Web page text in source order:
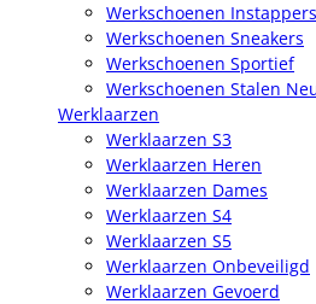
Werkschoenen Instappers
Werkschoenen Sneakers
Werkschoenen Sportief
Werkschoenen Stalen
Werklaarzen
Werklaarzen S3
Werklaarzen Heren
Werklaarzen Dames
Werklaarzen S4
Werklaarzen S5
Werklaarzen Onbeveiligd
Werklaarzen Gevoerd